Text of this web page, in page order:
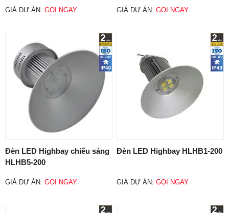
GIÁ DỰ ÁN: GỌI NGAY GIÁ DỰ ÁN: GỌI NGAY
Đèn LED Highbay chiếu sáng
HLHB5-200
GIÁ DỰ ÁN: GỌI NGAY
Đèn LED Highbay HLHB1-200
GIÁ DỰ ÁN: GỌI NGAY